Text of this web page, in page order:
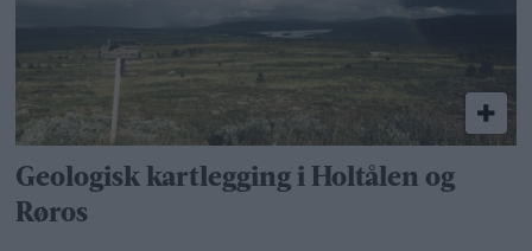
Geologisk kartlegging i Holtålen og
Røros